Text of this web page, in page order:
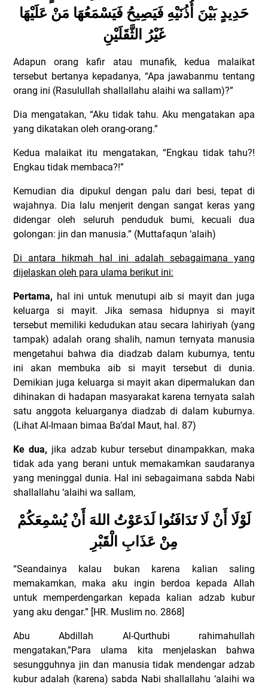
حَدِيدٍ بَيْنَ أُذُنَيْهِ فَيَصِيحُ فَيَسْمَعُهَا مَنْ عَلَيْهَا
غَيْرُ الثَّقَلَيْنِ
Adapun orang kafir atau munafik, kedua malaikat
tersebut bertanya kepadanya, “Apa jawabanmu tentang
orang ini (Rasulullah shallallahu alaihi wa sallam)?”
Dia mengatakan, “Aku tidak tahu. Aku mengatakan apa
yang dikatakan oleh orang-orang.”
Kedua malaikat itu mengatakan, “Engkau tidak tahu?!
Engkau tidak membaca?!”
Kemudian dia dipukul dengan palu dari besi, tepat di
wajahnya. Dia lalu menjerit dengan sangat keras yang
didengar oleh seluruh penduduk bumi, kecuali dua
golongan: jin dan manusia.” (Muttafaqun ‘alaih)
Di antara hikmah hal ini adalah sebagaimana yang
dijelaskan oleh para ulama berikut ini:
Pertama, hal ini untuk menutupi aib si mayit dan juga
keluarga si mayit. Jika semasa hidupnya si mayit
tersebut memiliki kedudukan atau secara lahiriyah (yang
tampak) adalah orang shalih, namun ternyata manusia
mengetahui bahwa dia diadzab dalam kuburnya, tentu
ini akan membuka aib si mayit tersebut di dunia.
Demikian juga keluarga si mayit akan dipermalukan dan
dihinakan di hadapan masyarakat karena ternyata salah
satu anggota keluarganya diadzab di dalam kuburnya.
(Lihat Al-Imaan bimaa Ba’dal Maut, hal. 87)
Ke dua, jika adzab kubur tersebut dinampakkan, maka
tidak ada yang berani untuk memakamkan saudaranya
yang meninggal dunia. Hal ini sebagaimana sabda Nabi
shallallahu ‘alaihi wa sallam,
لَوْلَا أَنْ لَا تَدَافَنُوا لَدَعَوْتُ اللهَ أَنْ يُسْمِعَكُمْ
مِنْ عَذَابِ الْقَبْرِ
“Seandainya kalau bukan karena kalian saling
memakamkan, maka aku ingin berdoa kepada Allah
untuk memperdengarkan kepada kalian adzab kubur
yang aku dengar.” [HR. Muslim no. 2868]
Abu Abdillah Al-Qurthubi rahimahullah
mengatakan,”Para ulama kita menjelaskan bahwa
sesungguhnya jin dan manusia tidak mendengar adzab
kubur adalah (karena) sabda Nabi shallallahu ‘alaihi wa